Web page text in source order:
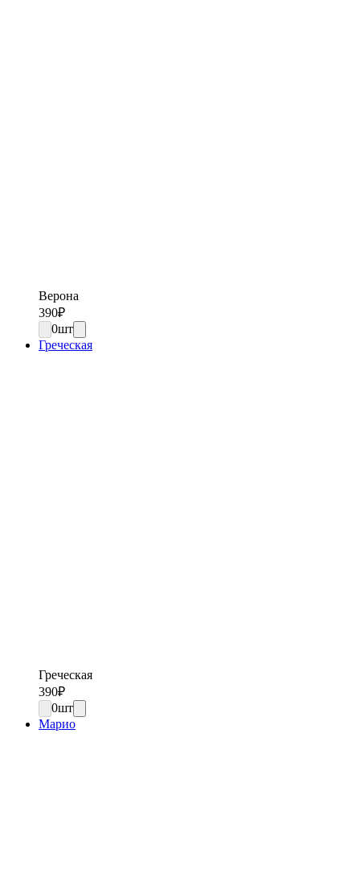
Верона
390₽
0шт
Греческая
Греческая
390₽
0шт
Марио